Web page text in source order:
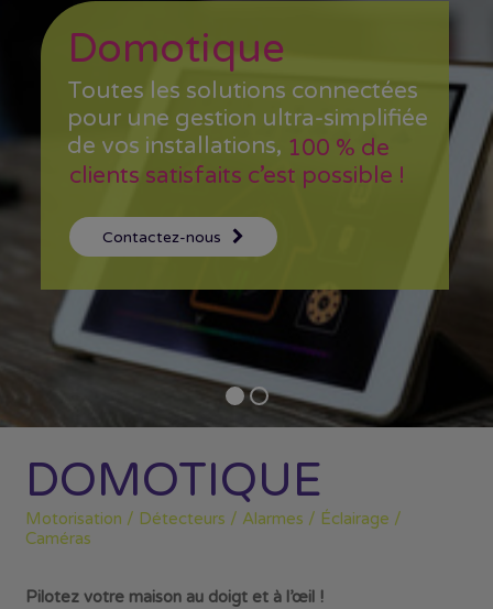
Domotique
Toutes les solutions connectées
pour une gestion ultra-simplifiée
de vos installations, 100 % de
clients satisfaits c’est possible !
Contactez-nous
DOMOTIQUE
Motorisation / Détecteurs / Alarmes / Éclairage /
Caméras
Pilotez votre maison au doigt et à l’œil !